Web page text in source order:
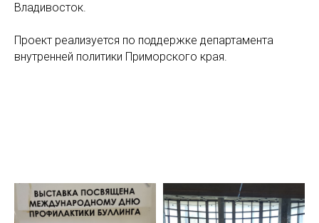
Владивосток.
Проект реализуется по поддержке департамента
внутренней политики Приморского края.